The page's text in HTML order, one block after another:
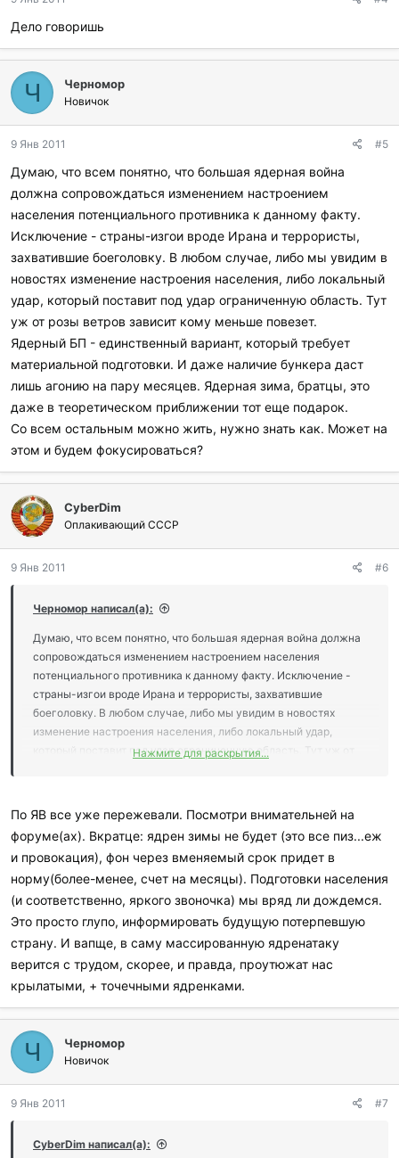
Дело говоришь
Ч Черномор
Новичок
9 Янв 2011 #5
Думаю, что всем понятно, что большая ядерная война
должна сопровождаться изменением настроением
населения потенциального противника к данному факту.
Исключение - страны-изгои вроде Ирана и террористы,
захватившие боеголовку. В любом случае, либо мы увидим в
новостях изменение настроения населения, либо локальный
удар, который поставит под удар ограниченную область. Тут
уж от розы ветров зависит кому меньше повезет.
Ядерный БП - единственный вариант, который требует
материальной подготовки. И даже наличие бункера даст
лишь агонию на пару месяцев. Ядерная зима, братцы, это
даже в теоретическом приближении тот еще подарок.
Со всем остальным можно жить, нужно знать как. Может на
этом и будем фокусироваться?
CyberDim
Оплакивающий СССР
9 Янв 2011 #6
Черномор написал(а):
Думаю, что всем понятно, что большая ядерная война должна
сопровождаться изменением настроением населения
потенциального противника к данному факту. Исключение -
страны-изгои вроде Ирана и террористы, захватившие
боеголовку. В любом случае, либо мы увидим в новостях
изменение настроения населения, либо локальный удар,
который поставит под удар ограниченную область. Тут уж от
материальной подготовки. И даже наличие бункера даст лишь
агонию на пару месяцев. Ядерная зима, братцы, это даже в
теоретическом приближении тот еще подарок.
Со всем остальным можно жить, нужно знать как. Может на
этом и будем фокусироваться?
Нажмите для раскрытия...
По ЯВ все уже пережевали. Посмотри внимательней на
форуме(ах). Вкратце: ядрен зимы не будет (это все пиз...еж
и провокация), фон через вменяемый срок придет в
норму(более-менее, счет на месяцы). Подготовки населения
(и соответственно, яркого звоночка) мы вряд ли дождемся.
Это просто глупо, информировать будущую потерпевшую
страну. И вапще, в саму массированную ядренатаку
верится с трудом, скорее, и правда, проутюжат нас
крылатыми, + точечными ядренками.
Ч Черномор
Новичок
9 Янв 2011 #7
CyberDim написал(а):